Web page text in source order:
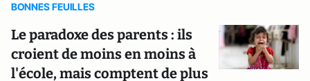
BONNES FEUILLES
Le paradoxe des parents : ils
croient de moins en moins à
l'école, mais comptent de plus